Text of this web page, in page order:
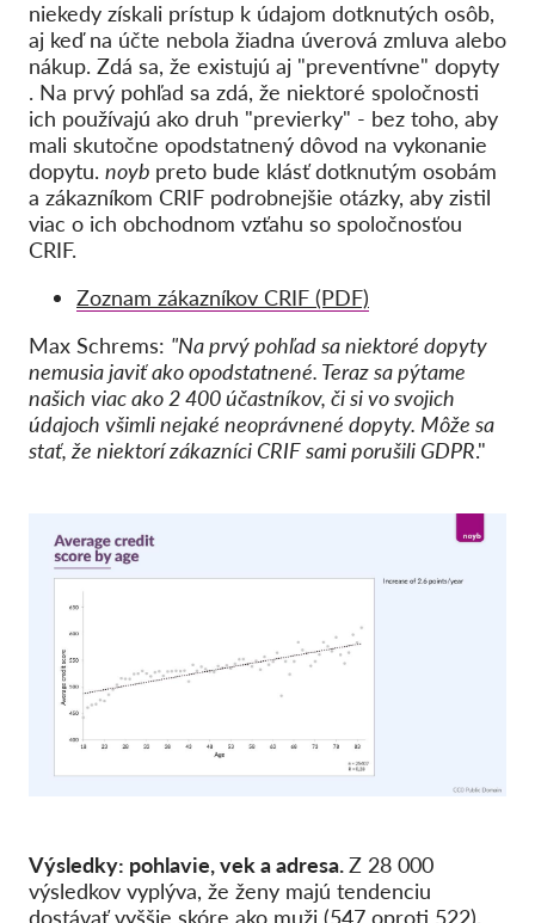
niekedy získali prístup k údajom dotknutých osôb,
aj keď na účte nebola žiadna úverová zmluva alebo
nákup. Zdá sa, že existujú aj "preventívne" dopyty
. Na prvý pohľad sa zdá, že niektoré spoločnosti
ich používajú ako druh "previerky" - bez toho, aby
mali skutočne opodstatnený dôvod na vykonanie
dopytu. noyb preto bude klásť dotknutým osobám
a zákazníkom CRIF podrobnejšie otázky, aby zistil
viac o ich obchodnom vzťahu so spoločnosťou
CRIF.
Zoznam zákazníkov CRIF (PDF)
Max Schrems: "Na prvý pohľad sa niektoré dopyty
nemusia javiť ako opodstatnené. Teraz sa pýtame
našich viac ako 2 400 účastníkov, či si vo svojich
údajoch všimli nejaké neoprávnené dopyty. Môže sa
stať, že niektorí zákazníci CRIF sami porušili GDPR."
Výsledky: pohlavie, vek a adresa.Z 28 000
výsledkov vyplýva, že ženy majú tendenciu
dostávať vyššie skóre ako muži (547 oproti 522).